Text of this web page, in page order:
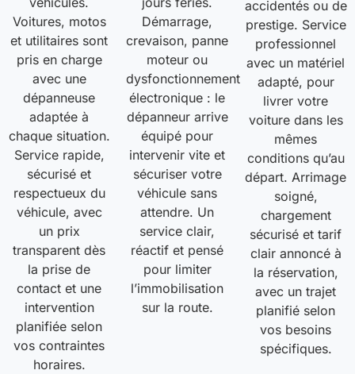
Voitures, motos
et utilitaires sont
pris en charge
avec une
dépanneuse
adaptée à
chaque situation.
Service rapide,
sécurisé et
respectueux du
véhicule, avec
un prix
transparent dès
la prise de
contact et une
intervention
planifiée selon
vos contraintes
horaires.
Démarrage,
crevaison, panne
moteur ou
dysfonctionnement
électronique : le
dépanneur arrive
équipé pour
intervenir vite et
sécuriser votre
véhicule sans
attendre. Un
service clair,
réactif et pensé
pour limiter
l’immobilisation
sur la route.
accidentés ou de
prestige. Service
professionnel
avec un matériel
adapté, pour
livrer votre
voiture dans les
mêmes
conditions qu’au
départ. Arrimage
soigné,
chargement
sécurisé et tarif
clair annoncé à
la réservation,
avec un trajet
planifié selon
vos besoins
spécifiques.